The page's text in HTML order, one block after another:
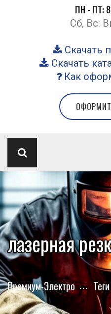
ПН - ПТ:
Сб, Вс:
Скачать
Скачать
Как
лазерная
Премиум-Электро Теги